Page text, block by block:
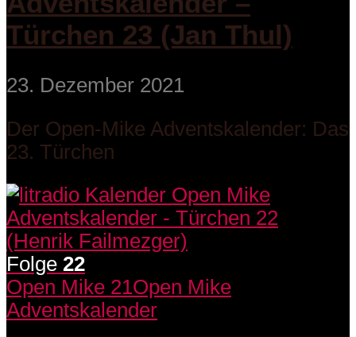
Türchen 23 (Jan Thul)
23. Dezember 2021
Der Open-Mike Adventskalender: Das
23. Türchen
Folge 22
Open Mike 21Open Mike
Adventskalender